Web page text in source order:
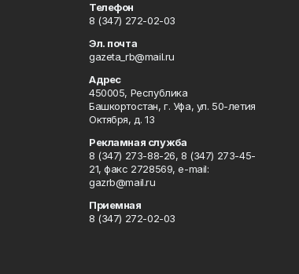
Телефон
8 (347) 272-02-03
Эл. почта
gazeta_rb@mail.ru
Адрес
450005, Республика
Башкортостан, г. Уфа, ул. 50-летия
Октября, д. 13
Рекламная служба
8 (347) 273-88-26, 8 (347) 273-45-
21, факс 2728569, e-mail:
gazrb@mail.ru
Приемная
8 (347) 272-02-03